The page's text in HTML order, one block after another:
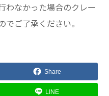
わなかった場合のクレー
ご了承ください。
Share
LINE